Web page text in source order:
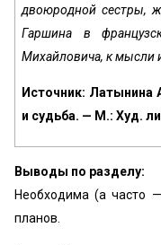
двоюродной сестры,
Гаршина в
Михайловича, к мысли
Источник: Латынина
и судьба. — М.: Худ.
Выводы по разделу:
Необходима (а часто
планов.